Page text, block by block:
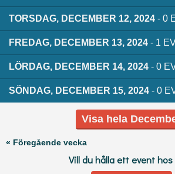
TORSDAG, DECEMBER 12, 2024 - 0
FREDAG, DECEMBER 13, 2024 - 1
LÖRDAG, DECEMBER 14, 2024 - 0
SÖNDAG, DECEMBER 15, 2024 - 0
Visa hela
« Föregående vecka
Vill du hålla ett event hos